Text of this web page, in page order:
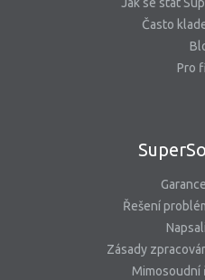
Jak se stát
Často
Pro
Řešení
Zásady
Mimosoudní